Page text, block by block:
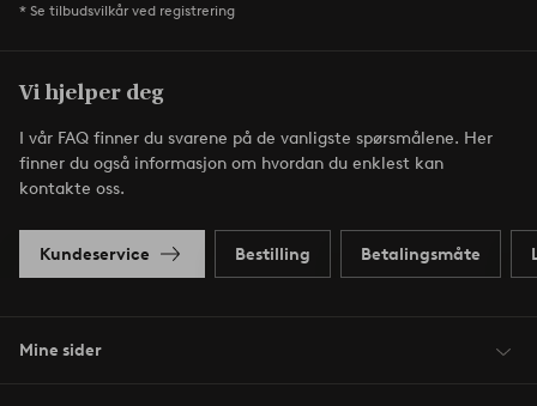
* Se tilbudsvilkår ved registrering
Vi hjelper deg
I vår FAQ finner du svarene på de vanligste spørsmålene. Her
finner du også informasjon om hvordan du enklest kan
kontakte oss.
Kundeservice Bestilling Betalingsmåte
Mine sider